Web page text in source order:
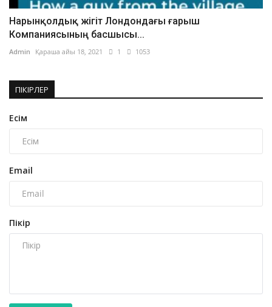
Нарынқолдық жігіт Лондондағы ғарыш
Компаниясының басшысы...
Admin Қараша айы 18, 2021 1 1053
ПІКІРЛЕР
Есім
Email
Пікір